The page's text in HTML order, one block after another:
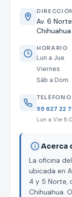
Av. 6
Chihuahua
HORARIO
Lun a Jue
Viernes
Sáb a Dom
TELÉFONO
55 627 22
Lun a Vie
Acerca
La oficina del
ubicada en
4 y 5 Norte,
Chihuahua.